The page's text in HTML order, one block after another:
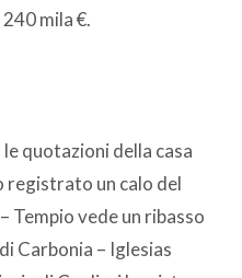
mila €.
quotazioni della casa
registrato un calo del
Tempio vede un ribasso
Carbonia – Iglesias